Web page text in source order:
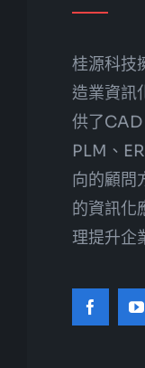
桂源科技
造業資訊
供了
PLM、
向的顧問
的資訊化
理提升企